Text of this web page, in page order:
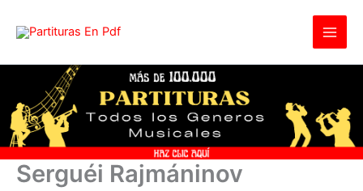
Serguéi Rajmáninov